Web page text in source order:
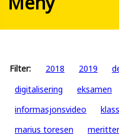
Filter: 2018 2019
digitalisering
eksamen
informasjonsvideo
marius toresen